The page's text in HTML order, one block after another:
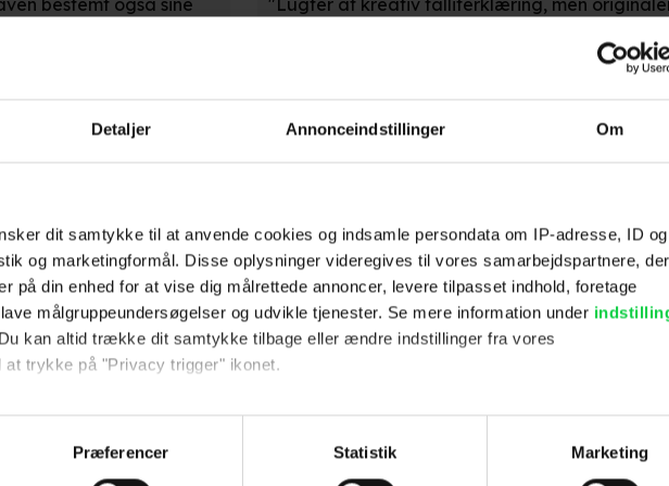
Detaljer Annonceindstillinger Om
dit samtykke til at anvende cookies og indsamle persondata om IP-adresse, ID
og marketingformål. Disse oplysninger videregives til vores samarbejdspartnere, der
på din enhed for at vise dig målrettede annoncer, levere tilpasset indhold, foretage
målgruppeundersøgelser og udvikle tjenester. Se mere information under
kan altid trække dit samtykke tilbage eller ændre indstillinger fra vores
at trykke på "Privacy trigger" ikonet.
gerne:
om din placering, der kan være nøjagtig inden for få meter
Præferencer Statistik Marketing
bestemt også sine
Kail (”Hamilton”) er i
Dana Ledoux Millers
(Christian Brink)
"Lugter af kreativ falliterklæring, men
animationsfilm fra
efter. Til gengæld er
ganske
Politiken
"Musicals i skiftende etnografisk og
og gentagelse af velkendte opskrifter er blevet
strategi som klassisk med livrem og seler. Det
Skotte)
pæne, fucker de